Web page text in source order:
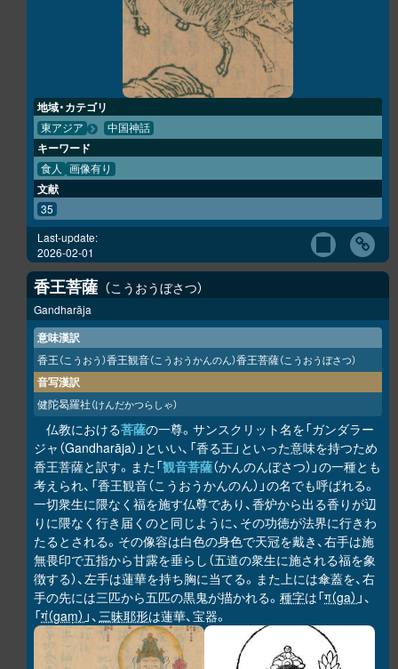
地域・カテゴリ
東アジア 中国神話
キーワード
食人 画像有り
文献
35
Last-update:
2026-02-01
香王菩薩 こうおうぼさつ
Gandharāja
意味漢訳
香王（こうおう）香王観音（こうおうかんのん）香王菩薩（こうおうぼさつ）
音写漢訳
健陀曷羅社（けんだかつらしゃ）
仏教における菩薩の一尊。サンスクリット名を「ガンダラー
ジャ（Gandharāja）」といい、「香る王」といった意味を持つため
香王菩薩と訳す。また「観音菩薩（かんのんぼさつ）」の一種とも
考えられ、「香王観音（こうおうかんのん）」の名でも呼ばれる。
一切衆生に隈なく福を施す仏尊であり、香炉から出る香りが辺
りに隈なく行き届くのと同じように、その功徳が法界に行きわ
たるとされる。その像容は白色の身色で天冠を戴き、右手は施
無畏印で五指から甘露を垂らし（五道の衆生に施される福を象
徴する）、左手は蓮華を持ち胸に当てる。また上には傘蓋を、右
手の先には三匹から五匹の黒鬼が描かれる。 種字は「ग（ga） 」、
「गं（gaṃ） 」、三昧耶形は蓮華、宝器。